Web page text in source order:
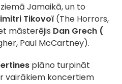
Jamaikā, un to
Tikovoï(The Horrors,
māsterējis Dan Grech (
Paul McCartney).
plāno turpināt
vairākiem koncertiem